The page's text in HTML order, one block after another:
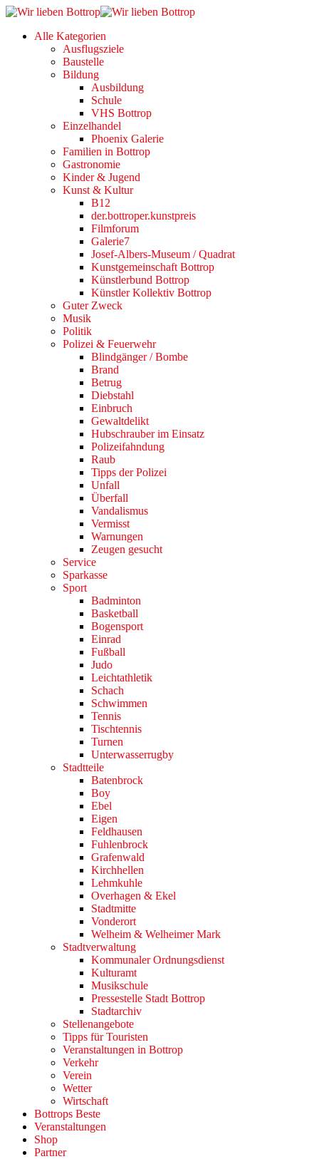
Alle Kategorien
Ausflugsziele
Baustelle
Bildung
Ausbildung
Schule
VHS Bottrop
Einzelhandel
Phoenix Galerie
Familien in Bottrop
Gastronomie
Kinder & Jugend
Kunst & Kultur
B12
der.bottroper.kunstpreis
Filmforum
Galerie7
Josef-Albers-Museum / Quadrat
Kunstgemeinschaft Bottrop
Künstlerbund Bottrop
Künstler Kollektiv Bottrop
Guter Zweck
Musik
Politik
Polizei & Feuerwehr
Blindgänger / Bombe
Brand
Betrug
Diebstahl
Einbruch
Gewaltdelikt
Hubschrauber im Einsatz
Polizeifahndung
Raub
Tipps der Polizei
Unfall
Überfall
Vandalismus
Vermisst
Warnungen
Zeugen gesucht
Service
Sparkasse
Sport
Badminton
Basketball
Bogensport
Einrad
Fußball
Judo
Leichtathletik
Schach
Schwimmen
Tennis
Tischtennis
Turnen
Unterwasserrugby
Stadtteile
Batenbrock
Boy
Ebel
Eigen
Feldhausen
Fuhlenbrock
Grafenwald
Kirchhellen
Lehmkuhle
Overhagen & Ekel
Stadtmitte
Vonderort
Welheim & Welheimer Mark
Stadtverwaltung
Kommunaler Ordnungsdienst
Kulturamt
Musikschule
Pressestelle Stadt Bottrop
Stadtarchiv
Stellenangebote
Tipps für Touristen
Veranstaltungen in Bottrop
Verkehr
Verein
Wetter
Wirtschaft
Bottrops Beste
Veranstaltungen
Shop
Partner